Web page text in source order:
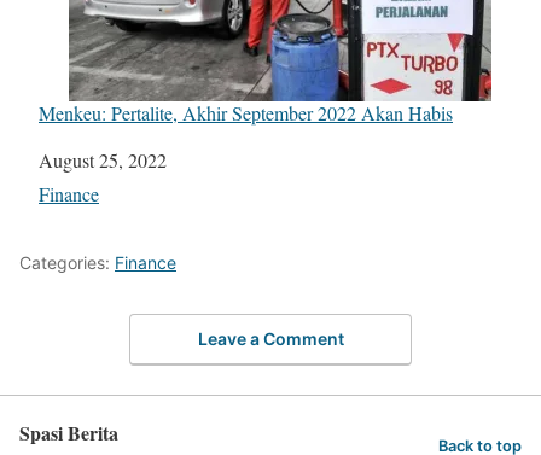
Menkeu: Pertalite, Akhir September 2022 Akan Habis
Date
August 25, 2022
In relation to
Finance
Categories: Finance
Leave a Comment
Spasi Berita Back to top